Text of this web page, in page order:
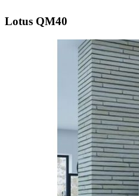
Lotus QM40